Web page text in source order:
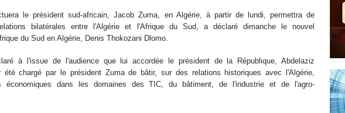
le président sud-africain, Jacob Zuma, en Algérie, à partir de lundi, permettra de
bilatérales entre l'Algérie et l'Afrique du Sud, a déclaré dimanche le nouvel
du Sud en Algérie, Denis Thokozani Dlomo.
à l'issue de l'audience que lui accordée le président de la République, Abdelaziz
été chargé par le président Zuma de bâtir, sur des relations historiques avec l'Algérie,
économiques dans les domaines des TIC, du bâtiment, de l'industrie et de l'agro-